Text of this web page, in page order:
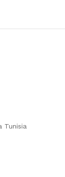
Tunisia